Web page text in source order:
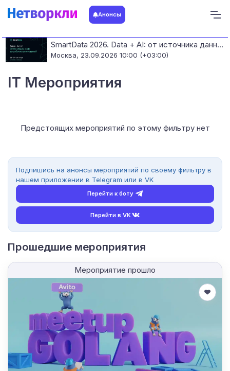
Анонсы
SmartData 2026. Data + AI: от источника данных до работающих моделей
Москва, 23.09.2026 10:00 (+03:00)
IT Мероприятия
Предстоящих мероприятий по этому фильтру нет
Подпишись на анонсы мероприятий по своему фильтру в
нашем приложении в Telegram или в VK
Перейти к боту
Перейти в VK
Прошедшие мероприятия
Мероприятие прошло